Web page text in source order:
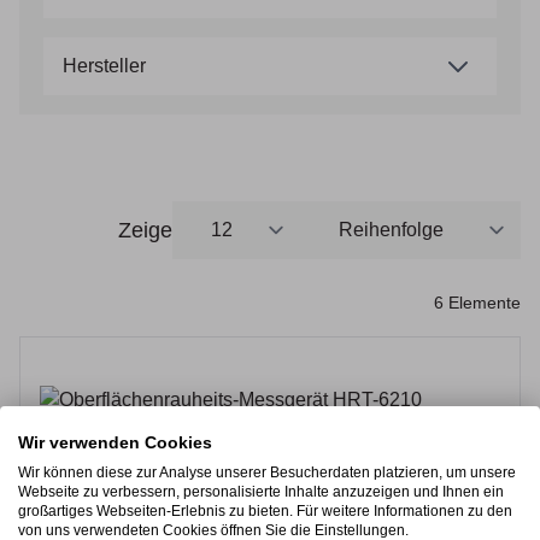
Hersteller
6 Elemente
Zeige
pro Seite Sortieren nach
Wir verwenden Cookies
Wir können diese zur Analyse unserer Besucherdaten platzieren, um unsere
Webseite zu verbessern, personalisierte Inhalte anzuzeigen und Ihnen ein
großartiges Webseiten-Erlebnis zu bieten. Für weitere Informationen zu den
von uns verwendeten Cookies öffnen Sie die Einstellungen.